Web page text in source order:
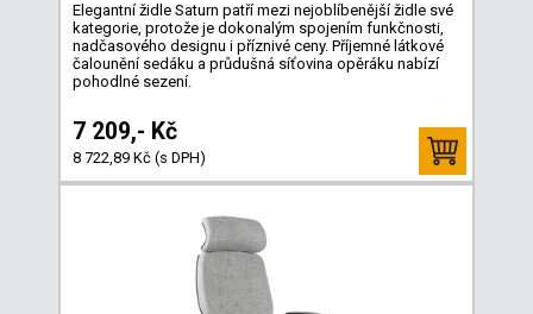
Elegantní židle Saturn patří mezi nejoblíbenější židle své
kategorie, protože je dokonalým spojením funkčnosti,
nadčasového designu i příznivé ceny. Příjemné látkové
čalounění sedáku a průdušná síťovina opěráku nabízí
pohodlné sezení.
7 209,- Kč
8 722,89 Kč (s DPH)